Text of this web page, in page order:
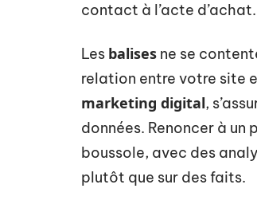
contact à l’acte d’achat.
Les balises ne se
relation entre votre site
marketing digital,
données. Renoncer à
boussole, avec des
plutôt que sur des faits.